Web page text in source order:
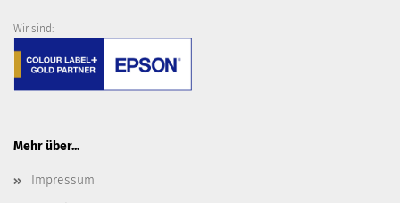
Wir sind:
Mehr über...
Impressum